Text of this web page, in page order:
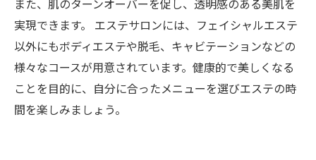
また、肌のターンオーバーを促し、透明感のある美肌を
実現できます。 エステサロンには、フェイシャルエステ
以外にもボディエステや脱毛、キャビテーションなどの
様々なコースが用意されています。健康的で美しくなる
ことを目的に、自分に合ったメニューを選びエステの時
間を楽しみましょう。